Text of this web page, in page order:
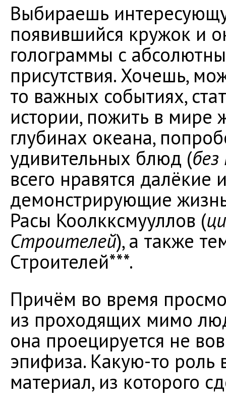
Выбираешь
появившийся кружок и
голограммы с
присутствия. Хочешь,
то важных событиях,
истории, пожить в мире
глубинах океана,
удивительных блюд (
всего нравятся далёкие
демонстрирующие
Расы Коолкксмууллов (
Строителей), а также
Строителей***.
Причём во время
из проходящих мимо
она проецируется не
эпифиза. Какую-то роль
материал, из которого